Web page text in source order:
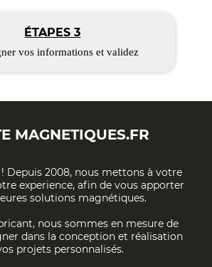
ÉTAPES 3
vos informations et validez
MAGNETIQUES.FR
Depuis 2008, nous mettons à votre
experience, afin de vous apporter
solutions magnétiques.
nous sommes en mesure de
dans la conception et réalisation
projets personnalisés.